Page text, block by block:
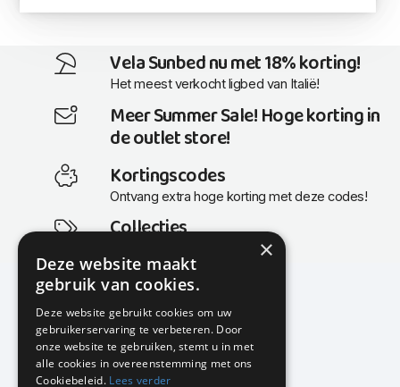
Vela Sunbed nu met 18% korting!
Het meest verkocht ligbed van Italië!
Meer Summer Sale! Hoge korting in
de outlet store!
Kortingscodes
Ontvang extra hoge korting met deze codes!
Collecties
Actuele en populaire collecties
KMP Kantoormeubilair
Airport Business Park
Frankfurtstraat 29-31
×
Deze website maakt
gebruik van cookies.
Deze website gebruikt cookies om uw
gebruikerservaring te verbeteren. Door
onze website te gebruiken, stemt u in met
alle cookies in overeenstemming met ons
Cookiebeleid. Lees verder